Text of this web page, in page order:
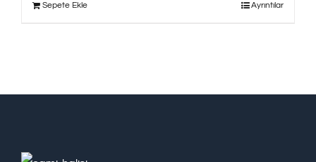
Sepete Ekle Ayrıntılar